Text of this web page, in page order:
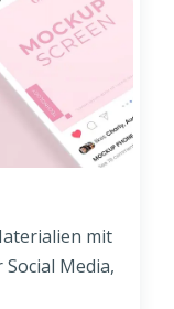
mit
Media,